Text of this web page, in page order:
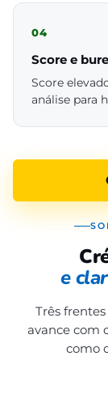
04
Score e
Score
análise para
e
Três
avance com
como